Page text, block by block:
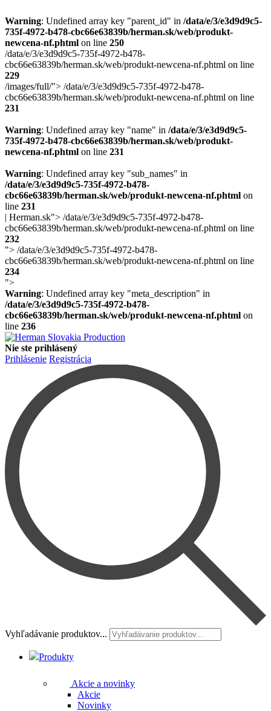
Warning: Undefined array key "parent_id" in /data/e/3/e3d9d9c5-
735f-4972-b478-cbc66e63839b/herman.sk/web/produkt-
newcena-nf.phtml on line 250
/data/e/3/e3d9d9c5-735f-4972-b478-
cbc66e63839b/herman.sk/web/produkt-newcena-nf.phtml on line
229
/images/full/"> /data/e/3/e3d9d9c5-735f-4972-b478-
cbc66e63839b/herman.sk/web/produkt-newcena-nf.phtml on line
231
Warning: Undefined array key "name" in /data/e/3/e3d9d9c5-
735f-4972-b478-cbc66e63839b/herman.sk/web/produkt-
newcena-nf.phtml on line 231
Warning: Undefined array key "sub_names" in
/data/e/3/e3d9d9c5-735f-4972-b478-
cbc66e63839b/herman.sk/web/produkt-newcena-nf.phtml on
line 231
| Herman.sk"> /data/e/3/e3d9d9c5-735f-4972-b478-
cbc66e63839b/herman.sk/web/produkt-newcena-nf.phtml on line
232
"> /data/e/3/e3d9d9c5-735f-4972-b478-
cbc66e63839b/herman.sk/web/produkt-newcena-nf.phtml on line
234
">
Warning: Undefined array key "meta_description" in
/data/e/3/e3d9d9c5-735f-4972-b478-
cbc66e63839b/herman.sk/web/produkt-newcena-nf.phtml on
line 236
Nie ste prihlásený
Prihlásenie Registrácia
Vyhľadávanie produktov...
Produkty
Akcie a novinky
Akcie
Novinky